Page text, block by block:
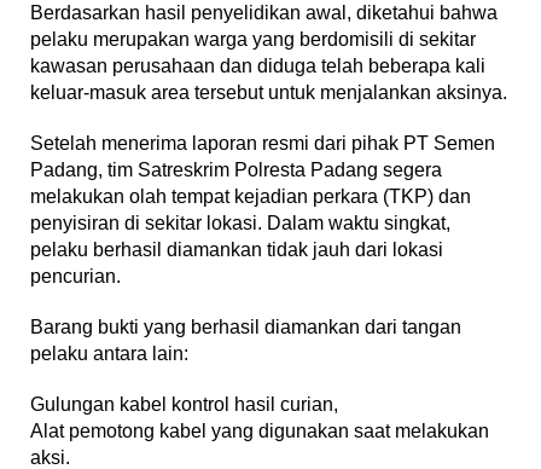
Berdasarkan hasil penyelidikan awal, diketahui bahwa
pelaku merupakan warga yang berdomisili di sekitar
kawasan perusahaan dan diduga telah beberapa kali
keluar-masuk area tersebut untuk menjalankan aksinya.
Setelah menerima laporan resmi dari pihak PT Semen
Padang, tim Satreskrim Polresta Padang segera
melakukan olah tempat kejadian perkara (TKP) dan
penyisiran di sekitar lokasi. Dalam waktu singkat,
pelaku berhasil diamankan tidak jauh dari lokasi
pencurian.
Barang bukti yang berhasil diamankan dari tangan
pelaku antara lain:
Gulungan kabel kontrol hasil curian,
Alat pemotong kabel yang digunakan saat melakukan
aksi.